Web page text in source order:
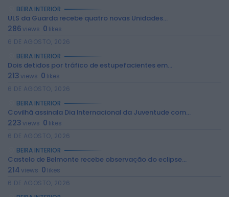
2026 Rádio Caria. Todos os direitos
BEIRA INTERIOR
ULS da Guarda recebe quatro novas Unidades...
286views 0 likes
6 DE AGOSTO, 2026
BEIRA INTERIOR
Dois detidos por tráfico de estupefacientes em...
213views 0 likes
6 DE AGOSTO, 2026
BEIRA INTERIOR
Covilhã assinala Dia Internacional da Juventude com...
223views 0 likes
6 DE AGOSTO, 2026
BEIRA INTERIOR
Castelo de Belmonte recebe observação do eclipse...
214views 0 likes
6 DE AGOSTO, 2026